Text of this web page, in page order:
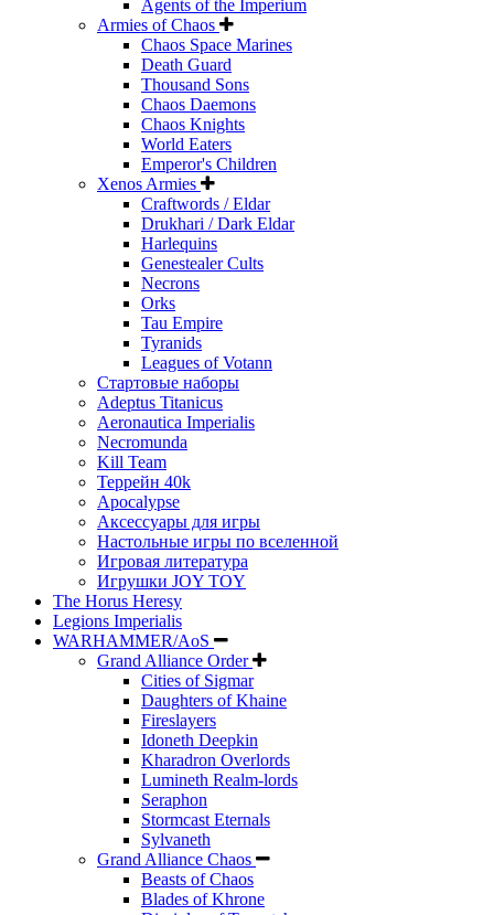
Agents of the Imperium
Armies of Chaos
Chaos Space Marines
Death Guard
Thousand Sons
Chaos Daemons
Chaos Knights
World Eaters
Emperor's Children
Xenos Armies
Craftwords / Eldar
Drukhari / Dark Eldar
Harlequins
Genestealer Cults
Necrons
Orks
Tau Empire
Tyranids
Leagues of Votann
Стартовые наборы
Adeptus Titanicus
Aeronautica Imperialis
Necromunda
Kill Team
Террейн 40k
Apocalypse
Аксессуары для игры
Настольные игры по вселенной
Игровая литература
Игрушки JOY TOY
The Horus Heresy
Legions Imperialis
WARHAMMER/AoS
Grand Alliance Order
Cities of Sigmar
Daughters of Khaine
Fireslayers
Idoneth Deepkin
Kharadron Overlords
Lumineth Realm-lords
Seraphon
Stormcast Eternals
Sylvaneth
Grand Alliance Chaos
Beasts of Chaos
Blades of Khrone